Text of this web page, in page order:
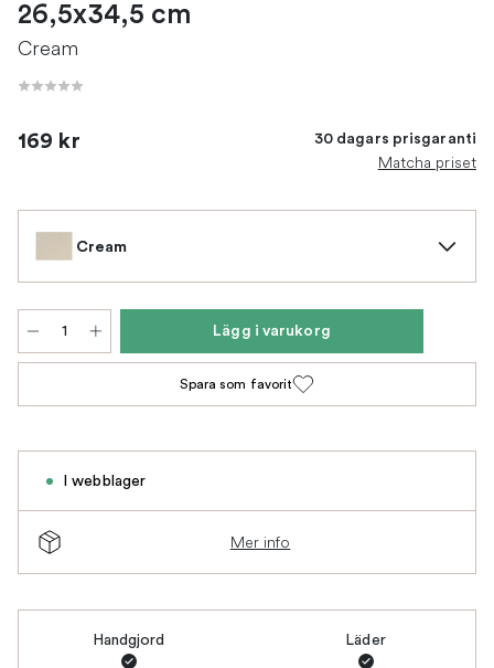
26,5x34,5 cm
Cream
169 kr 30 dagars prisgaranti
Matcha priset
Cream
Lägg i varukorg
Spara som favorit
I webblager
Mer info
Handgjord Läder